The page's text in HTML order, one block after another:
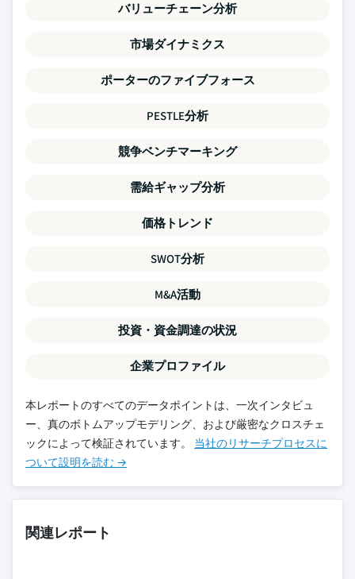
バリューチェーン分析
市場ダイナミクス
ポーターのファイブフォース
PESTLE分析
競争ベンチマーキング
需給ギャップ分析
価格トレンド
SWOT分析
M&A活動
投資・資金調達の状況
企業プロファイル
本レポートのすべてのデータポイントは、一次インタビュ
ー、真のボトムアップモデリング、および厳密なクロスチェ
ックによって検証されています。 当社のリサーチプロセスに
ついて設明を読む →
関連レポート